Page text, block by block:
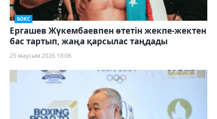
БОКС
Ергашев Жүкембаевпен өтетін жекпе-жектен
бас тартып, жаңа қарсылас таңдады
25 маусым 2026 18:06